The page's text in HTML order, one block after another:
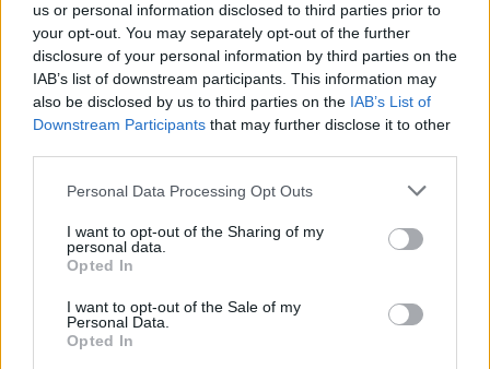
us or personal information disclosed to third parties prior to
your opt-out. You may separately opt-out of the further
disclosure of your personal information by third parties on the
IAB’s list of downstream participants. This information may
also be disclosed by us to third parties on the IAB’s List of
Downstream Participants that may further disclose it to other
Personal Data Processing Opt Outs
I want to opt-out of the Sharing of my
personal data.
Opted In
I want to opt-out of the Sale of my
Personal Data.
Opted In
De reviews op deze pagina zijn door de gebruikers
gegenereerd en vervolgens gelezen en aangepast alvorens
goedkeuring, om zo te voldoen aan onze standaarden wat betreft
een review voor een medicijn. Voor het delen van ervaringen is
geen medische kennis noodzakelijk. Op deze manier geven de
die van de eigenaar van deze website. Denk er aan dat de
ervaringen kunnen verschillen van persoon tot persoon en dat u
voor medisch advies altijd contact op moet nemen met uw arts of
apotheker.